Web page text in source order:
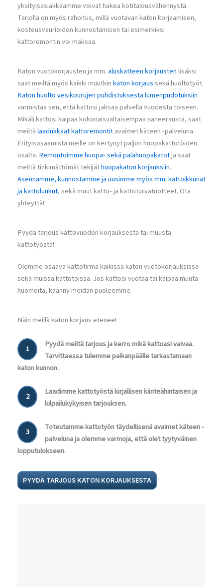
yksityisasiakkaamme voivat hakea kotitalousvähennystä.
Tarjolla on myös rahoitus, millä vuotavan katon korjaamisen,
kosteusvaurioiden kunnostamisen tai esimerkiksi
kattoremontin voi maksaa.
Katon vuotokorjausten ja mm.aluskatteen korjaustenlisäksi
saat meiltä myös kaikki muutkinkaton korjaussekä huoltotyöt.
Katon huoltovesikourujen puhdistuksestalumenpudotuksiin
varmistaa sen, että kattosi jaksaa palvella vuodesta toiseen.
Mikäli kattosi kaipaa kokonaisvaltaisempaa saneerausta, saat
meiltälaadukkaat kattoremontitavaimet käteen -palveluna.
Erityisosaamista meille on kertynyt paljon huopakattotöiden
osalta. Remontoimme huopa- sekä palahuopakatotja saat
meiltä tinkimättömät tekijäthuopakaton korjauksiin.
Asennamme, kunnostamme ja uusimme myös mm. kattoikkunat
ja kattoluukut, sekä muut katto- ja kattoturvatuotteet. Ota
yhteyttä!
Pyydä tarjous kattovuodon korjauksesta tai muusta
kattotyöstä!
Olemme osaava kattofirma kaikissa katon vuotokorjauksissa
sekä muissa kattotöissä. Jos kattosi vuotaa tai kaipaa muuta
huomoita, käänny meidän puoleemme.
Näin meillä katon korjaus etenee!
1
Pyydä meiltä tarjous ja kerro mikä kattoasi vaivaa.
Tarvittaessa tulemme paikanpäälle tarkastamaan
katon kunnon.
2
Laadimme kattotyöstä kirjallisen kiinteähintaisen ja
kilpailukykyisen tarjouksen.
3
Toteutamme kattotyön täydellisenä avaimet käteen -
palveluna ja olemme varmoja, että olet tyytyväinen
lopputulokseen.
PYYDÄ TARJOUS KATON KORJAUKSESTA